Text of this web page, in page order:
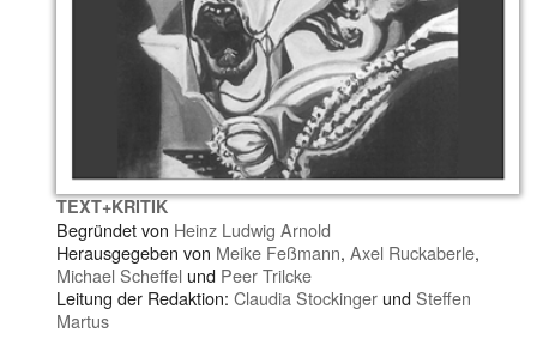
TEXT+KRITIK
Begründet von Heinz Ludwig Arnold
Herausgegeben von Meike Feßmann, Axel Ruckaberle,
Michael Scheffel und Peer Trilcke
Leitung der Redaktion: Claudia Stockinger undSteffen
Martus